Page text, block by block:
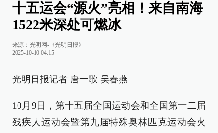
十五运会“源火”亮相！来自南海
1522米深处可燃冰
来源： 光明网-《光明日报》
2025-10-10 04:15
光明日报记者 唐一歌 吴春燕
10月9日，第十五届全国运动会和全国第十二届
残疾人运动会暨第九届特殊奥林匹克运动会火